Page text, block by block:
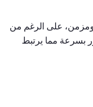
على الرغم من
مما يرتبط